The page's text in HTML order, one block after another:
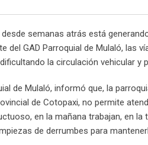
semanas atrás está
del GAD Parroquial de Mulaló, las
la circulación vehicular
de Mulaló, informó que, la
de Cotopaxi, no permite
en la mañana trabajan, en
de derrumbes para